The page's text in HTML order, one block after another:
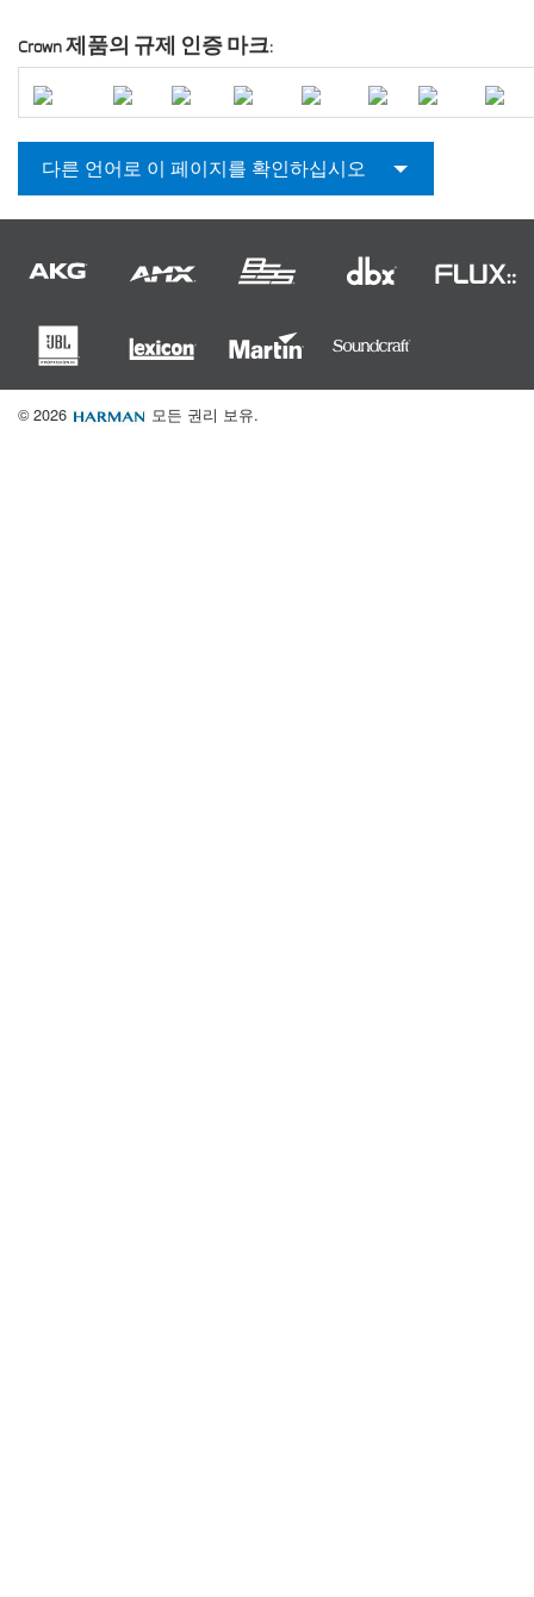
Crown 제품의 규제 인증 마크:
다른 언어로 이 페이지를 확인하십시오
© 2026 모든 권리 보유.